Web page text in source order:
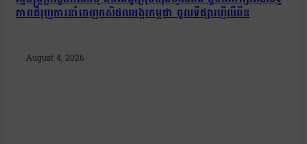
ភាពជំរុញការនាំចេញកសិផលអង្ករកម្ពុជា ចូលទីផ្សារហ្វីលីពីន
August 4, 2026